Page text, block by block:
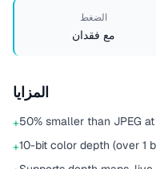
الضغط
مع فقدان
المزايا
+50% smaller than JPEG
+10-bit color depth (over 1